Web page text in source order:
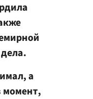
а
момент,